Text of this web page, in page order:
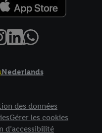
Nederlands
des données
Gérer les cookies
d’accessibilité